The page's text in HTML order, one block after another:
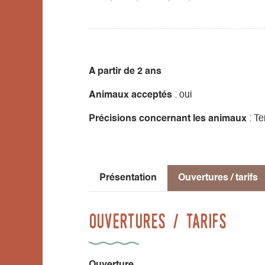
Attention : Toutes les traversées ne sont
A partir de 2 ans
Animaux acceptés : oui
Précisions concernant les animaux :
Présentation Ouvertures / tarifs
Ouvertures / tarifs